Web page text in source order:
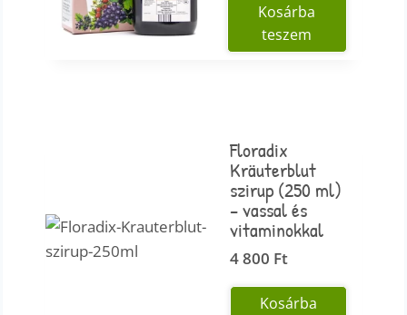
Kosárba
teszem
Floradix
Kräuterblut
szirup (250 ml)
– vassal és
vitaminokkal
4 800 Ft
Kosárba